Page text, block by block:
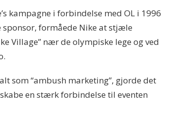
kampagne i forbindelse med OL i 1996
sponsor, formåede Nike at stjæle
Village” nær de olympiske lege og ved
som “ambush marketing”, gjorde det
en stærk forbindelse til eventen